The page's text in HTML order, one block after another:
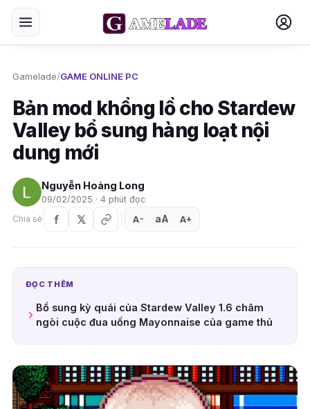
Gamelade/GAME ONLINE PC
Bản mod khổng lồ cho Stardew
Valley bổ sung hàng loạt nội
dung mới
Nguyễn Hoàng Long
09/02/2025 · 4 phút đọc
Chia sẻ
A− aA A+
ĐỌC THÊM
Bổ sung kỳ quái của Stardew Valley 1.6 châm
ngòi cuộc đua uống Mayonnaise của game thủ